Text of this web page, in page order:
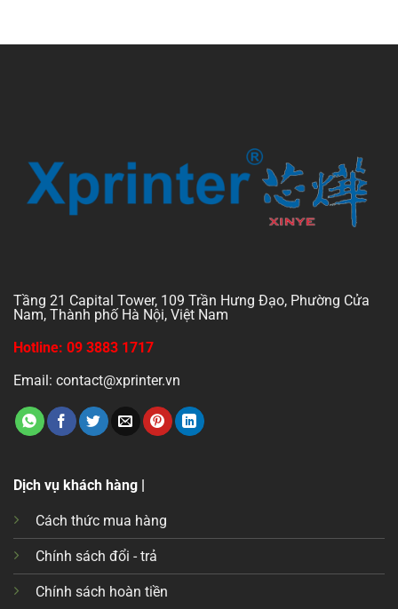
5
Tầng 21 Capital Tower, 109 Trần Hưng Đạo, Phường Cửa
Nam, Thành phố Hà Nội, Việt Nam
Hotline: 09 3883 1717
Email: contact@xprinter.vn
Dịch vụ khách hàng |
Cách thức mua hàng
Chính sách đổi - trả
Chính sách hoàn tiền